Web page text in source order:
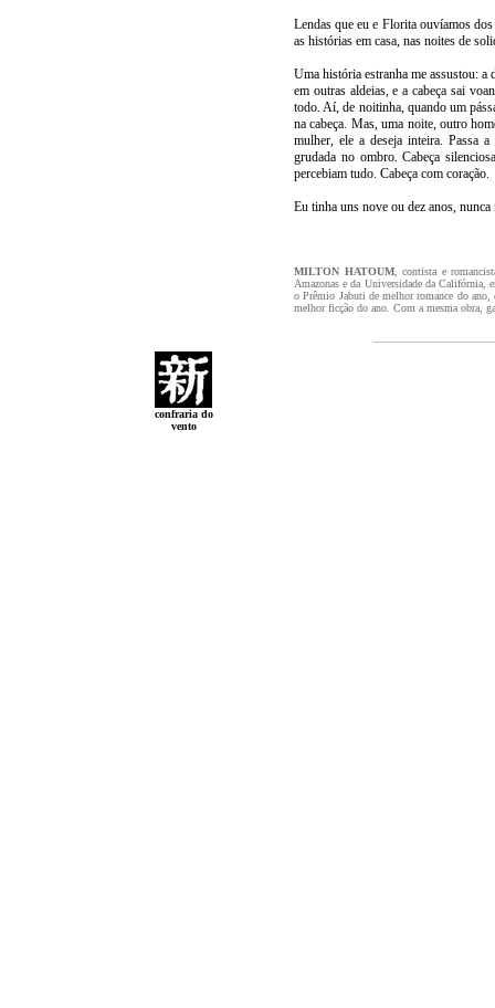
Lendas que eu e Florita ouvíamos
as histórias em casa, nas noites de
Uma história estranha me assustou:
em outras aldeias, e a cabeça sai
todo. Aí, de noitinha, quando um
na cabeça. Mas, uma noite, outro
mulher, ele a deseja inteira. Passa
grudada no ombro. Cabeça
percebiam tudo. Cabeça com coração.
Eu tinha uns nove ou dez anos,
MILTON HATOUM, contista e
Amazonas e da Universidade da Califórnia,
o Prêmio Jabuti de melhor romance do
melhor ficção do ano. Com a mesma obra,
confraria do
vento